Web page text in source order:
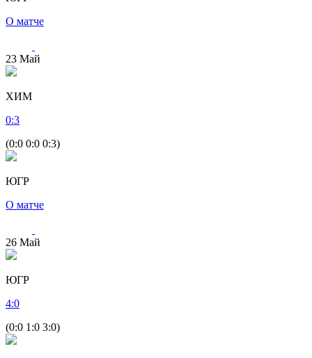
О матче
23 Май
ХИМ
0:3
(0:0 0:0 0:3)
ЮГР
О матче
26 Май
ЮГР
4:0
(0:0 1:0 3:0)